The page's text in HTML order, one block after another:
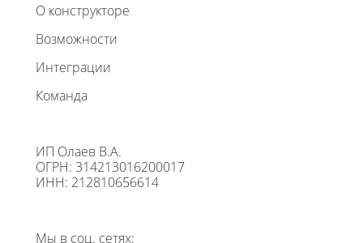
О конструкторе
Возможности
Интеграции
Команда
ИП Олаев В.А.
ОГРН: 314213016200017
ИНН: 212810656614
Мы в соц. сетях: